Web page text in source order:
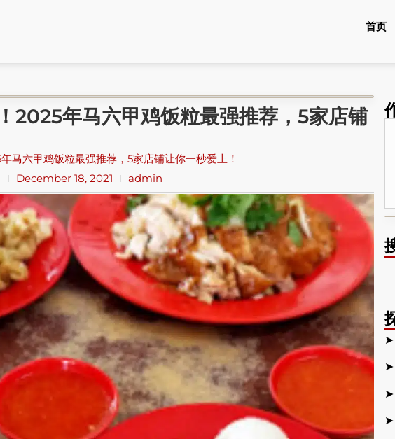
首页
2025年马六甲鸡饭粒最强推荐，5家店铺
马六甲鸡饭粒最强推荐，5家店铺让你一秒爱上！
December 18, 2021 admin